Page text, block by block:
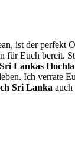
ist der
Euch bereit.
Lankas
Ich verrate
Sri Lanka